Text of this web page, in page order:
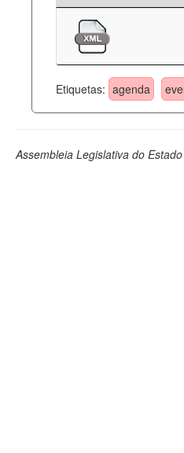
Etiquetas: agenda
Assembleia Legislativa do